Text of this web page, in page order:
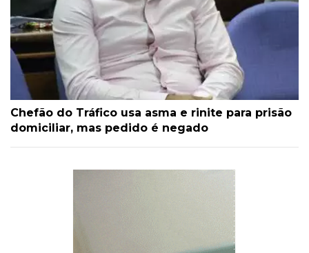
Chefão do Tráfico usa asma e rinite para prisão
domiciliar, mas pedido é negado